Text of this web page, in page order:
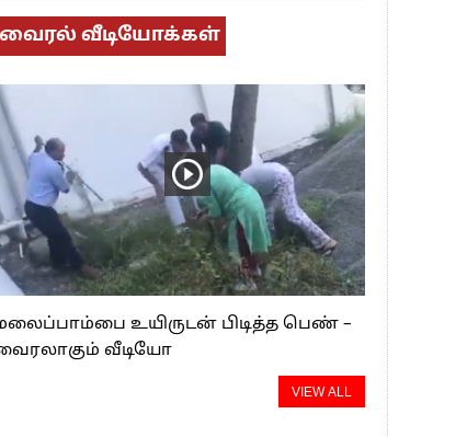
வைரல் வீடியோக்கள்
உயிருடன் பிடித்த பெண் –
வீடியோ
VIEW ALL